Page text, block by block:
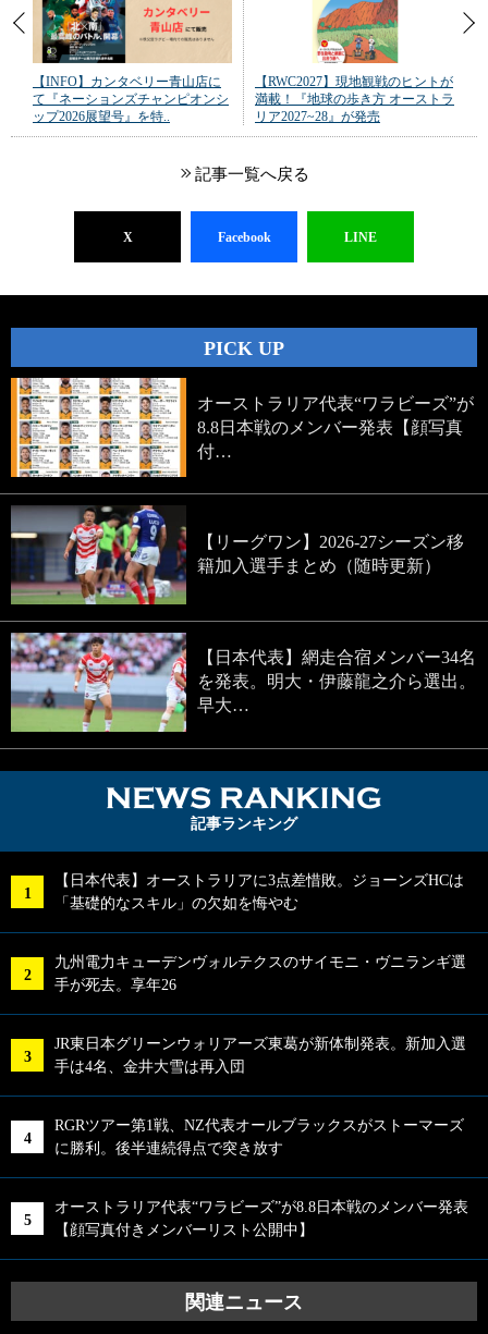
【INFO】カンタベリー青山店に
て『ネーションズチャンピオンシ
ップ2026展望号』を特..
【RWC2027】現地観戦のヒントが
満載！『地球の歩き方 オーストラ
リア2027~28』が発売
記事一覧へ戻る
X Facebook LINE
PICK UP
オーストラリア代表“ワラビーズ”が
8.8日本戦のメンバー発表【顔写真
付…
【リーグワン】2026-27シーズン移
籍加入選手まとめ（随時更新）
【日本代表】網走合宿メンバー34名
を発表。明大・伊藤龍之介ら選出。
早大…
記事ランキング
【日本代表】オーストラリアに3点差惜敗。ジョーンズHCは
「基礎的なスキル」の欠如を悔やむ
九州電力キューデンヴォルテクスのサイモニ・ヴニランギ選
手が死去。享年26
JR東日本グリーンウォリアーズ東葛が新体制発表。新加入選
手は4名、金井大雪は再入団
RGRツアー第1戦、NZ代表オールブラックスがストーマーズ
に勝利。後半連続得点で突き放す
オーストラリア代表“ワラビーズ”が8.8日本戦のメンバー発表
【顔写真付きメンバーリスト公開中】
関連ニュース